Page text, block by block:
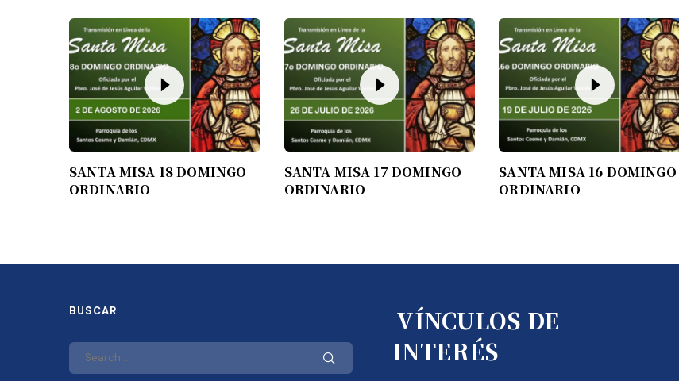
SANTA MISA 18 DOMINGO
ORDINARIO
SANTA MISA 17 DOMINGO
ORDINARIO
SANTA MISA 16 DOMINGO
ORDINARIO
BUSCAR
VÍNCULOS DE
INTERÉS